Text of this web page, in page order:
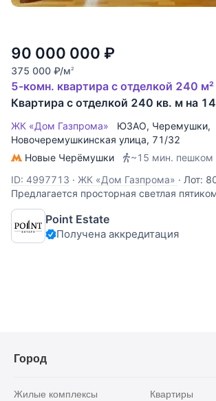
90 000 000 ₽
375 000 ₽/м2
5-комн. квартира с отделкой 240
Квартира с отделкой 240 кв. м на
ЖК «Дом Газпрома» ЮЗАО, Черемушки,
Новочеремушкинская улица, 71/32
Новые Черёмушки
~15 мин. пешком
ID: 4997713 · ЖК «Дом Газпрома» · Лот:
Предлагается просторная светлая
площадью 240 кв.м. в ЖК "Дом Газпрома".
Функциональная планировка: гостиная,
спальня со своим санузлом, совмещенный
Point Estate
Получена аккредитация
Город
Жилые комплексы
Квартиры